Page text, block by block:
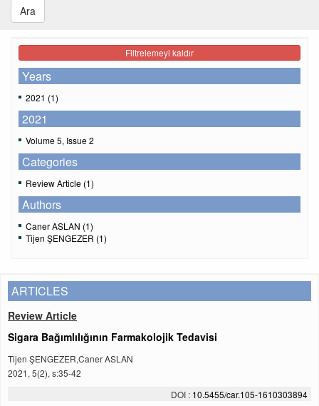
Ara
Filtrelemeyi kaldır
Years
2021 (1)
2021
Volume 5, Issue 2
Categories
Review Article (1)
Authors
Caner ASLAN (1)
Tijen ŞENGEZER (1)
ARTICLES
Review Article
Sigara Bağımlılığının Farmakolojik Tedavisi
Tijen ŞENGEZER,Caner ASLAN
2021, 5(2), s:35-42
DOI : 10.5455/car.105-1610303894